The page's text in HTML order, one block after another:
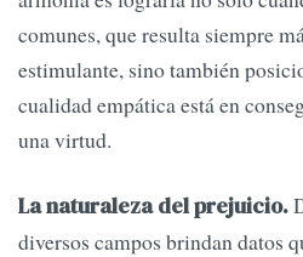
comunes, que resulta siempre
estimulante, sino también
cualidad empática está en
una virtud.
La naturaleza del prejuicio.
diversos campos brindan datos